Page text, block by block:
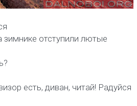
отступили лютые
есть, диван, читай! Радуйся